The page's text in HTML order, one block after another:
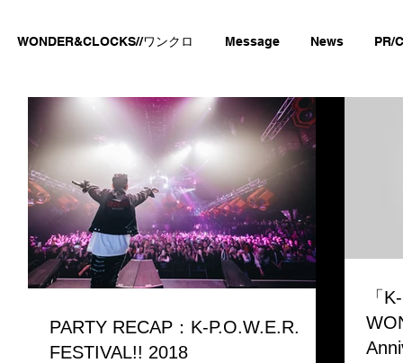
WONDER&CLOCKS//ワンクロ Message News PR/
PARTY RECAP：K-P.O.W.E.R.
FESTIVAL!! 2018
「